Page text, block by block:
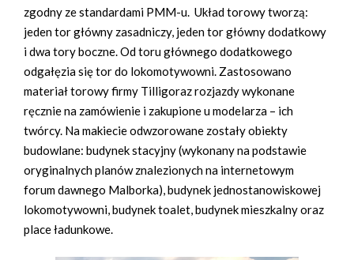
zgodny ze standardami PMM-u. Układ torowy tworzą:
jeden tor główny zasadniczy, jeden tor główny dodatkowy
i dwa tory boczne. Od toru głównego dodatkowego
odgałęzia się tor do lokomotywowni. Zastosowano
materiał torowy firmy Tilligoraz rozjazdy wykonane
ręcznie na zamówienie i zakupione u modelarza – ich
twórcy. Na makiecie odwzorowane zostały obiekty
budowlane: budynek stacyjny (wykonany na podstawie
oryginalnych planów znalezionych na internetowym
forum dawnego Malborka), budynek jednostanowiskowej
lokomotywowni, budynek toalet, budynek mieszkalny oraz
place ładunkowe.